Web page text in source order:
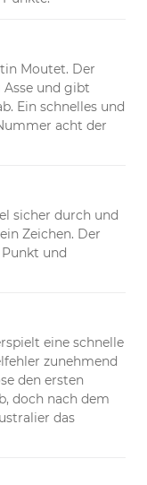
Moutet. Der
Asse und gibt
Ein schnelles und
acht der
sicher durch und
Zeichen. Der
und
eine schnelle
zunehmend
den ersten
doch nach dem
das